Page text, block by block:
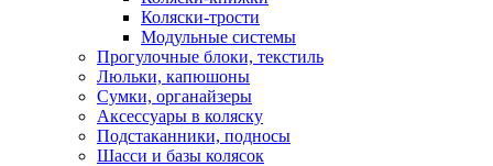
Коляски-трости
Модульные системы
Прогулочные блоки, текстиль
Люльки, капюшоны
Сумки, органайзеры
Аксессуары в коляску
Подстаканники, подносы
Шасси и базы колясок